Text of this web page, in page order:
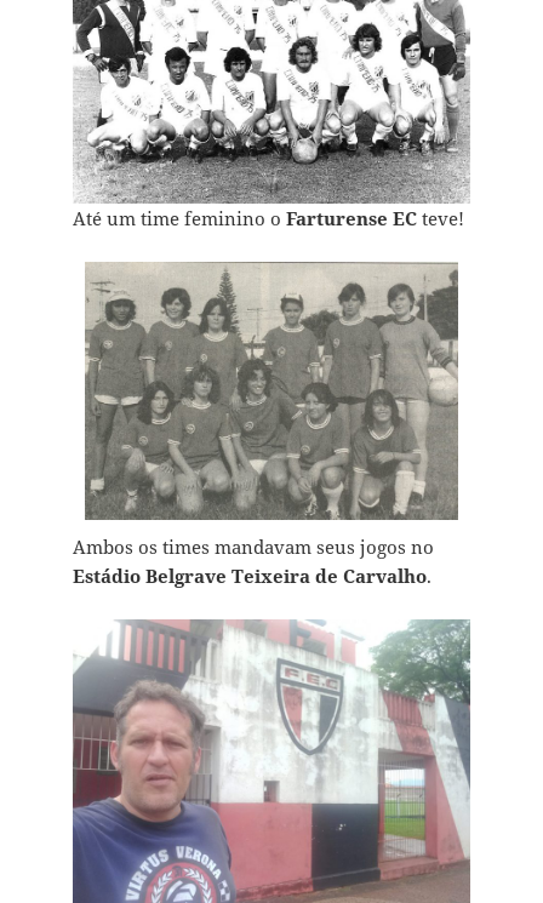
Até um time feminino o Farturense EC teve!
Ambos os times mandavam seus jogos no
Estádio Belgrave Teixeira de Carvalho.